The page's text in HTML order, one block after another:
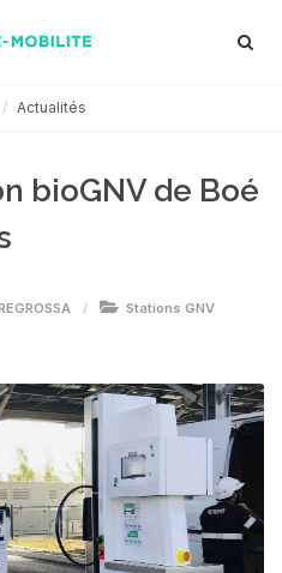
Actualités
bioGNV de Boé
Stations GNV